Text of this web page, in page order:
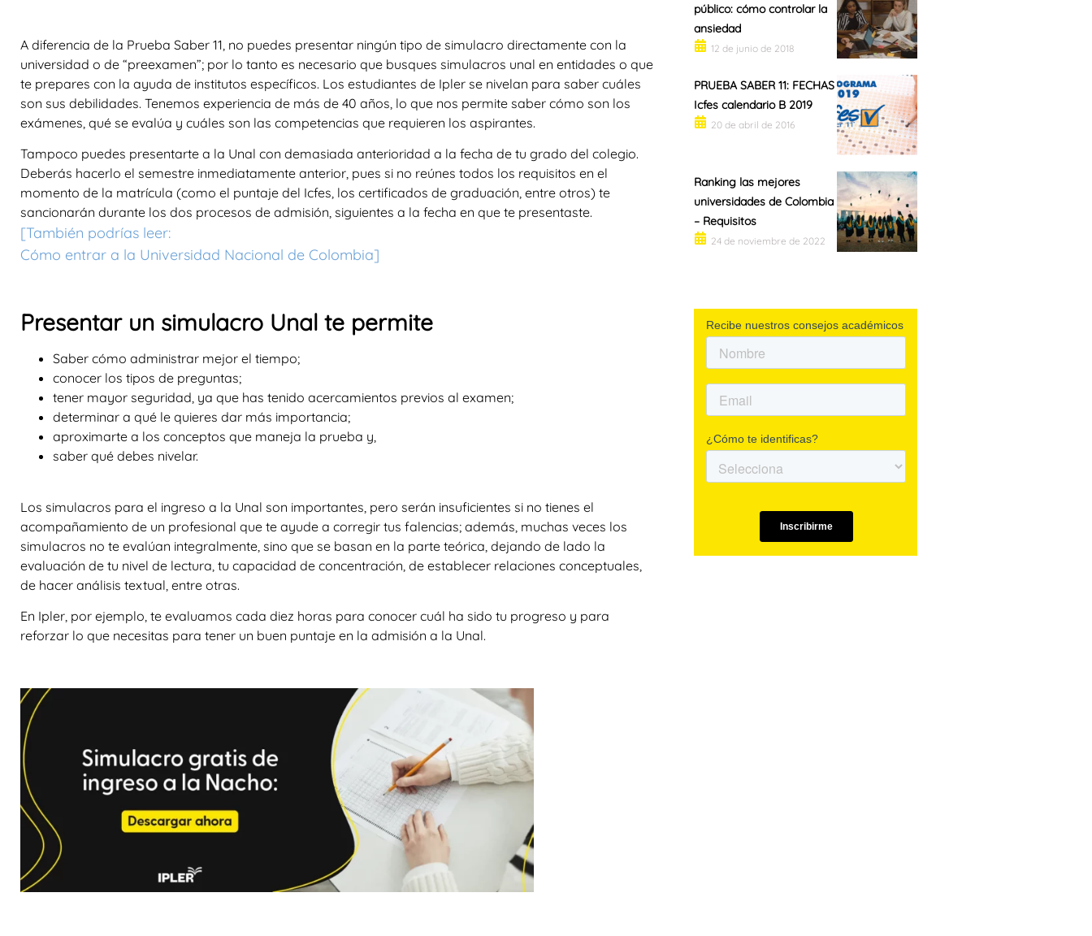
A diferencia de la Prueba Saber 11, no puedes presentar ningún tipo de simulacro directamente con la
universidad o de “preexamen”; por lo tanto es necesario que busques simulacros unal en entidades o que
te prepares con la ayuda de institutos específicos. Los estudiantes de Ipler se nivelan para saber cuáles
son sus debilidades. Tenemos experiencia de más de 40 años, lo que nos permite saber cómo son los
exámenes, qué se evalúa y cuáles son las competencias que requieren los aspirantes.
Tampoco puedes presentarte a la Unal con demasiada anterioridad a la fecha de tu grado del colegio.
Deberás hacerlo el semestre inmediatamente anterior, pues si no reúnes todos los requisitos en el
momento de la matrícula (como el puntaje del Icfes, los certificados de graduación, entre otros) te
sancionarán durante los dos procesos de admisión, siguientes a la fecha en que te presentaste.
[También podrías leer:
Cómo entrar a la Universidad Nacional de Colombia]
Presentar un simulacro Unal te permite
Saber cómo administrar mejor el tiempo;
conocer los tipos de preguntas;
tener mayor seguridad, ya que has tenido acercamientos previos al examen;
determinar a qué le quieres dar más importancia;
aproximarte a los conceptos que maneja la prueba y,
saber qué debes nivelar.
Los simulacros para el ingreso a la Unal son importantes, pero serán insuficientes si no tienes el
acompañamiento de un profesional que te ayude a corregir tus falencias; además, muchas veces los
simulacros no te evalúan integralmente, sino que se basan en la parte teórica, dejando de lado la
evaluación de tu nivel de lectura, tu capacidad de concentración, de establecer relaciones conceptuales,
de hacer análisis textual, entre otras.
En Ipler, por ejemplo, te evaluamos cada diez horas para conocer cuál ha sido tu progreso y para
reforzar lo que necesitas para tener un buen puntaje en la admisión a la Unal.
público: cómo controlar la
ansiedad
12 de junio de 2018
PRUEBA SABER 11: FECHAS
Icfes calendario B 2019
20 de abril de 2016
Ranking las mejores
universidades de Colombia
– Requisitos
24 de noviembre de 2022